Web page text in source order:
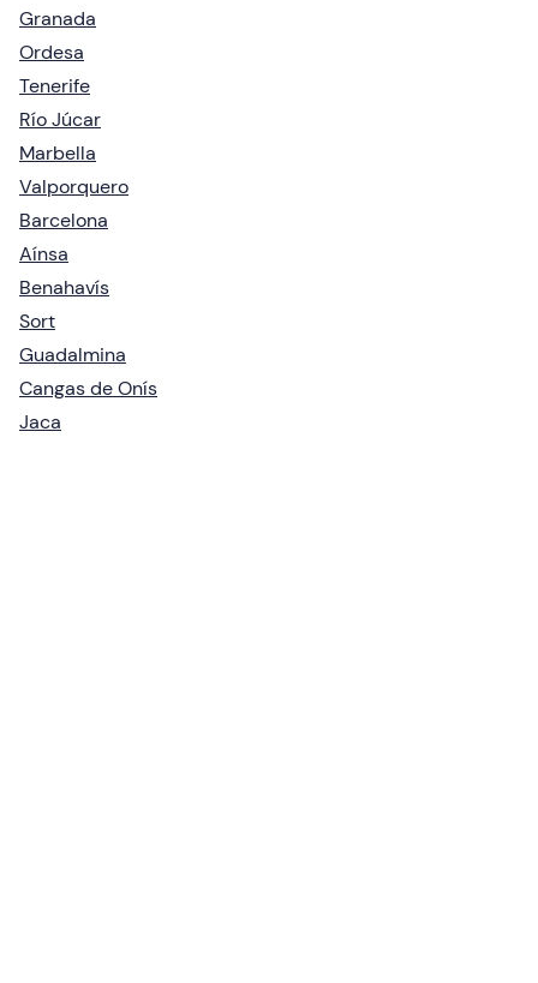
Granada
Ordesa
Tenerife
Río Júcar
Marbella
Valporquero
Barcelona
Aínsa
Benahavís
Sort
Guadalmina
Cangas de Onís
Jaca